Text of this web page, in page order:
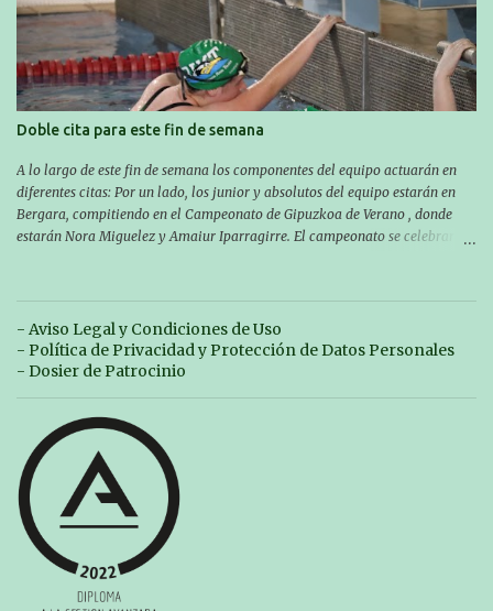
piscina a las 14:30 el sabado y a las 8:30 el domingo (polideportivo
Aritzbatalde). SERIES
Doble cita para este fin de semana
A lo largo de este fin de semana los componentes del equipo actuarán en
diferentes citas: Por un lado, los junior y absolutos del equipo estarán en
Bergara, compitiendo en el Campeonato de Gipuzkoa de Verano , donde
estarán Nora Miguelez y Amaiur Iparragirre. El campeonato se celebrará
sábado por la tarde a las 16:30. Por otro lado, otro grupo pequeño actuará
en el polideportivo Antzizar de Beasain en el XXIIIº memorial Leire
Contreras , en una mañana popular festiva organizada por el club Igartza.
Las pruebas empezarán a las 10:30, a las 11:30 habrá pruebas populares
participantes. Toda la información sobre convocatorias y competiciones la
encontraréis en nuestra web, en el siguiente enlace:
https://www.es.buruntzaldeaikt.eus/competici%C3%B3n/egutegia#h.9xisch
p06awl ¡Mucha suert...
- Aviso Legal y Condiciones de Uso
- Política de Privacidad y Protección de Datos Personales
- Dosier de Patrocinio